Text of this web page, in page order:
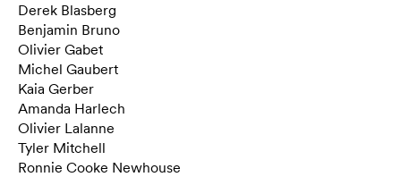
Derek Blasberg
Benjamin Bruno
Olivier Gabet
Michel Gaubert
Kaia Gerber
Amanda Harlech
Olivier Lalanne
Tyler Mitchell
Ronnie Cooke Newhouse